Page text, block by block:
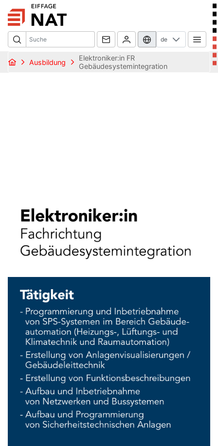
de
Ausbildung
Elektroniker:in FR
Gebäudesystemintegration